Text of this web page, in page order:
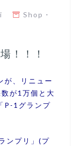
Shop ・
！！！
が、リニュー
が1万個と大
P-1グランプ
ンプリ」(プ